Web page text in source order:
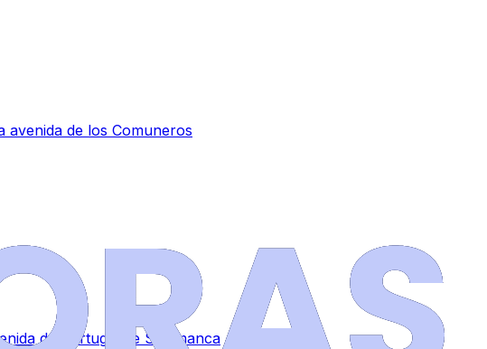
de los Comuneros
de Portugal de Salamanca